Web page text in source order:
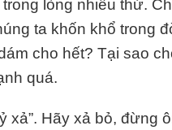
lòng nhiều thứ.
ta khốn khổ trong
cho hết? Tại sao
quá.
xả”. Hãy xả bỏ, đừng